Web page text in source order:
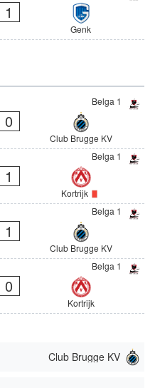
1
Genk
Belga 1
0
Club Brugge KV
Belga 1
1
Kortrijk
Belga 1
1
Club Brugge KV
Belga 1
0
Kortrijk
Club Brugge KV